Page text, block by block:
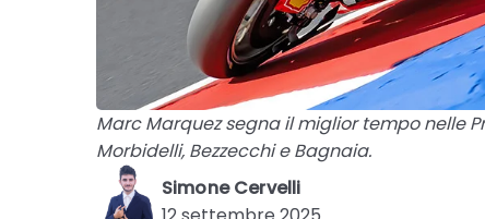
Marc Marquez segna il miglior tempo nelle
Morbidelli, Bezzecchi e Bagnaia.
Simone Cervelli